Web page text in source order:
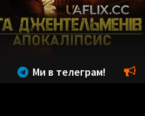
Ми в телеграм!